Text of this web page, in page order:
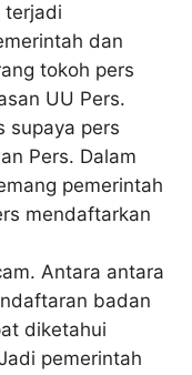
terjadi
dan
tokoh pers
UU Pers.
supaya pers
Pers. Dalam
pemerintah
mendaftarkan
Antara antara
badan
diketahui
pemerintah